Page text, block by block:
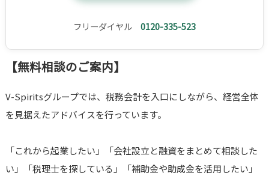
フリーダイヤル 0120-335-523
【無料相談のご案内】
V-Spiritsグループでは、税務会計を入口にしながら、経営全体
を見据えたアドバイスを行っています。
「これから起業したい」「会社設立と融資をまとめて相談した
い」「税理士を探している」「補助金や助成金を活用したい」